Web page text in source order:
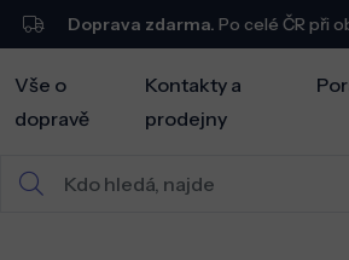
Doprava zdarma. Po celé ČR při
Vše o
dopravě
Kontakty a
prodejny